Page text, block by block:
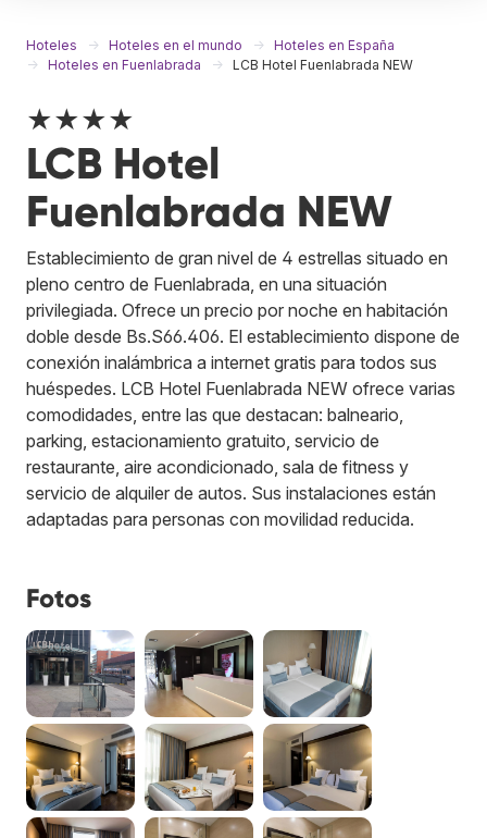
Hoteles Hoteles en el mundo
Hoteles en España
Hoteles en Fuenlabrada
LCB Hotel Fuenlabrada NEW
★★★★
LCB Hotel
Fuenlabrada NEW
Establecimiento de gran nivel de 4 estrellas situado en
pleno centro de Fuenlabrada, en una situación
privilegiada. Ofrece un precio por noche en habitación
doble desde Bs.S66.406. El establecimiento dispone de
conexión inalámbrica a internet gratis para todos sus
huéspedes. LCB Hotel Fuenlabrada NEW ofrece varias
comodidades, entre las que destacan: balneario,
parking, estacionamiento gratuito, servicio de
restaurante, aire acondicionado, sala de fitness y
servicio de alquiler de autos. Sus instalaciones están
adaptadas para personas con movilidad reducida.
Fotos